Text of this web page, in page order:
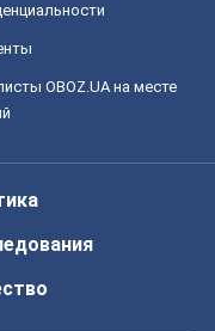
OBOZ.UA на месте